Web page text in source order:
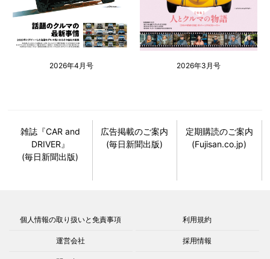
2026年4月号 2026年3月号
雑誌『CAR and
DRIVER』
(毎日新聞出版)
広告掲載のご案内
(毎日新聞出版)
定期購読のご案内
(Fujisan.co.jp)
個人情報の取り扱いと免責事項 利用規約
運営会社 採用情報